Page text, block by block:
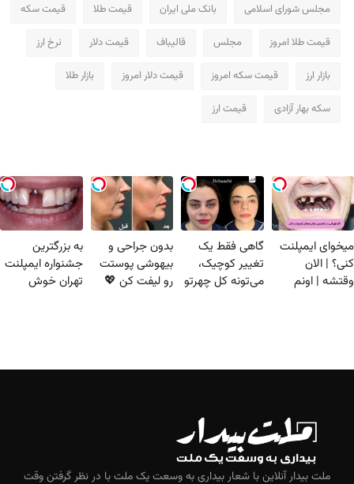
مجلس شورای اسلامی بانک ملی ایران قیمت طلا قیمت سکه
قیمت طلا امروز مجلس قالیباف قیمت دلار نرخ ارز
بازار ارز قیمت سکه امروز قیمت دلار امروز بازار طلا
سکه بهار آزادی قیمت ارز
میخوای ایمپلنت
کنی؟ | الان
وقتشه | اونم
گاهی فقط یک
تغییر کوچیک،
می‌تونه کل چهرتو
بدون جراحی و
بیهوشی پوستت
رو لیفت کن 💖
به بزرگترین
جشنواره ایمپلنت
تهران خوش
ملت بیدار آنلاین با شعار بیداری به وسعت یک ملت با در نظر گرفتن وقت